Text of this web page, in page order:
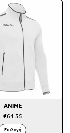
ANIME
€64.55
Επιλογή